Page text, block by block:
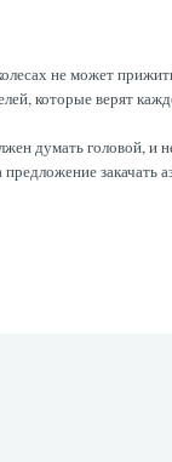
не может
которые верят
думать головой,
закачать